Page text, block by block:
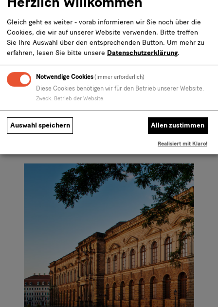
Weitere Preiskategorien buchbar über den
Besucherservice.
Andere Kunden kauften auch
Karusell
Slider
Folie
Gleich geht es weiter - vorab informieren wir Sie noch über die
Cookies, die wir auf unserer Website verwenden. Bitte treffen
Sie Ihre Auswahl über den entsprechenden Button. Um mehr zu
erfahren, lesen Sie bitte unsere Datenschutzerklärung.
Notwendige Cookies(immer erforderlich)
Diese Cookies benötigen wir für den Betrieb unserer Website.
Zweck: Betrieb der Website
Auswahl speichern Allen zustimmen
Realisiert mit Klaro!